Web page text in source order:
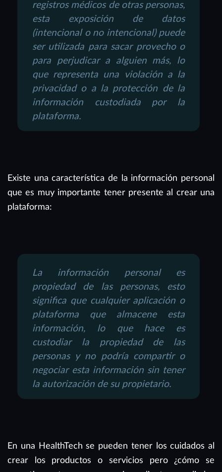
registros médicos de otras personas,
esta exposición de datos
(intencional o no intencional) puede
ser utilizada para sacar provecho o
para perjudicar a alguien más, lo
que representa una violación a la
privacidad o a la protección de la
información custodiada por la
plataforma.
Existe una característica de la información personal
que es muy importante tener presente al crear una
plataforma:
La información personal es
propiedad de las personas, esto
significa que cualquier aplicación o
plataforma que almacene esta
información, lo que hace es
custodiar la propiedad de las
personas y no podría compartir o
negociar esta información sin tener
la autorización de su propietario.
En una HealthTech se pueden tener los cuidados al
crear los productos o servicios pero ¿cómo se